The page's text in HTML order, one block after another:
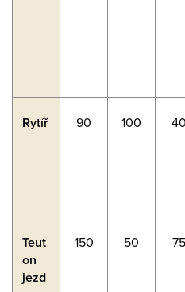
Rytíř 90 100 40
Teut
on
jezd
150 50 75